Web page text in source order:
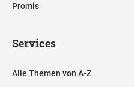
Promis
Services
Alle Themen von A-Z